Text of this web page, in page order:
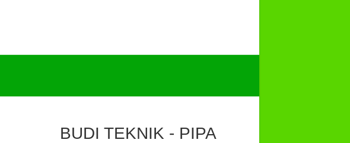
BUDI TEKNIK - PIPA